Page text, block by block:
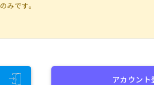
のみです。
アカウント